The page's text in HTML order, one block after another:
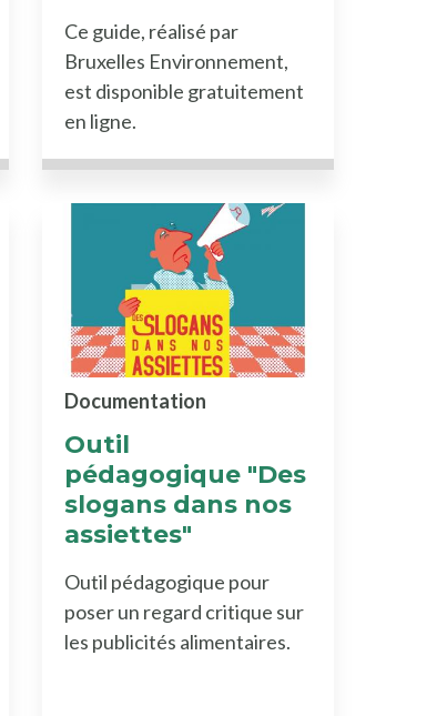
Ce guide, réalisé par
Bruxelles Environnement,
est disponible gratuitement
en ligne.
Outil
pédagogique "Des
slogans dans nos
assiettes"
Documentation
Outil pédagogique pour
poser un regard critique sur
les publicités alimentaires.